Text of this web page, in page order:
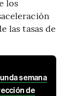
los
las tasas de
semana
de